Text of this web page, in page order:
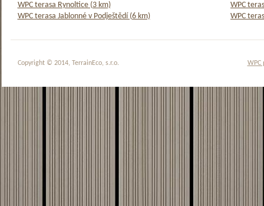
WPC terasa Rynoltice (3 km)
WPC
WPC terasa Jablonné v Podještědí (6 km)
WPC
WPC
Copyright © 2014, TerrainEco, s.r.o.